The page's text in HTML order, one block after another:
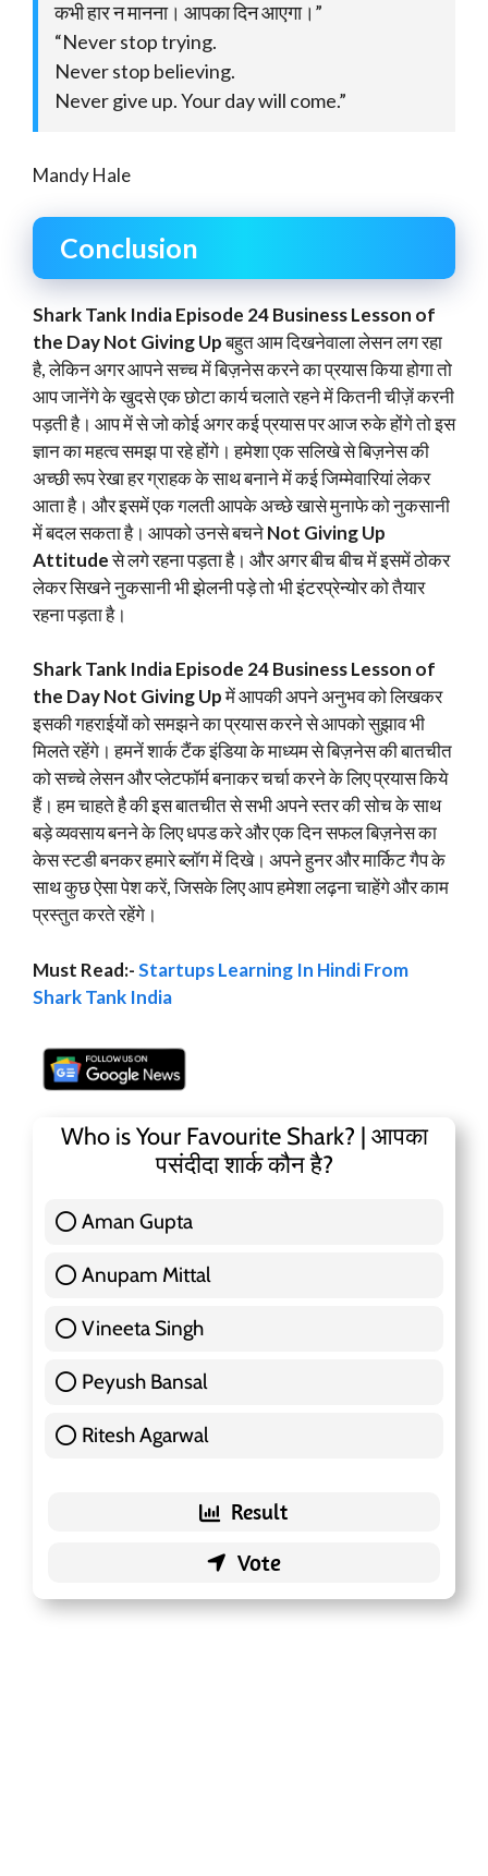
कभी हार न मानना। आपका दिन आएगा।”
“Never stop trying.
Never stop believing.
Never give up. Your day will come.”
Mandy Hale
Conclusion
Shark Tank India Episode 24 Business Lesson of
the Day Not Giving Upबहुत आम दिखनेवाला लेसन लग रहा
है, लेकिन अगर आपने सच्च में बिज़नेस करने का प्रयास किया होगा तो
आप जानेंगे के खुदसे एक छोटा कार्य चलाते रहने में कितनी चीज़ें करनी
पड़ती है। आप में से जो कोई अगर कई प्रयास पर आज रुके होंगे तो इस
ज्ञान का महत्व समझ पा रहे होंगे। हमेशा एक सलिखे से बिज़नेस की
अच्छी रूप रेखा हर ग्राहक के साथ बनाने में कई जिम्मेवारियां लेकर
आता है। और इसमें एक गलती आपके अच्छे खासे मुनाफे को नुकसानी
में बदल सकता है। आपको उनसे बचनेNot Giving Up
Attitudeसे लगे रहना पड़ता है। और अगर बीच बीच में इसमें ठोकर
लेकर सिखने नुकसानी भी झेलनी पड़े तो भी इंटरप्रेन्योर को तैयार
रहना पड़ता है।
Shark Tank India Episode 24 Business Lesson of
the Day Not Giving Upमें आपकी अपने अनुभव को लिखकर
इसकी गहराईयों को समझने का प्रयास करने से आपको सुझाव भी
मिलते रहेंगे। हमनें शार्क टैंक इंडिया के माध्यम से बिज़नेस की बातचीत
को सच्चे लेसन और प्लेटफॉर्म बनाकर चर्चा करने के लिए प्रयास किये
हैं। हम चाहते है की इस बातचीत से सभी अपने स्तर की सोच के साथ
बड़े व्यवसाय बनने के लिए धपड करे और एक दिन सफल बिज़नेस का
केस स्टडी बनकर हमारे ब्लॉग में दिखे। अपने हुनर और मार्किट गैप के
साथ कुछ ऐसा पेश करें, जिसके लिए आप हमेशा लढ़ना चाहेंगे और काम
प्रस्तुत करते रहेंगे।
Must Read:-Startups Learning In Hindi From
Shark Tank India
Who is Your Favourite Shark? | आपका
पसंदीदा शार्क कौन है?
Aman Gupta
Anupam Mittal
Vineeta Singh
Peyush Bansal
Ritesh Agarwal